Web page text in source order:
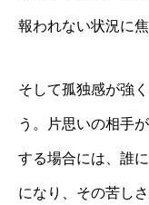
報われない状況に
そして孤独感が強
う。片思いの相手
する場合には、誰
になり、その苦し